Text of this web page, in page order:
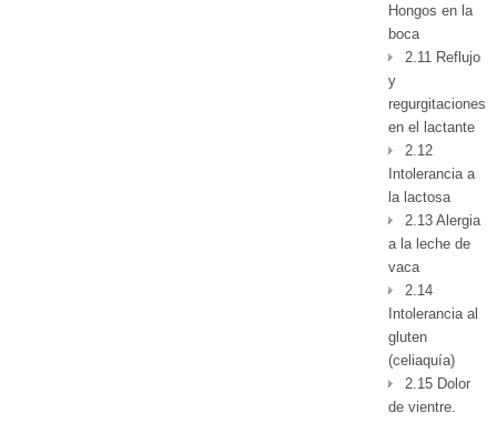
Hongos en la
boca
2.11 Reflujo
y
regurgitaciones
en el lactante
2.12
Intolerancia a
la lactosa
2.13 Alergia
a la leche de
vaca
2.14
Intolerancia al
gluten
(celiaquía)
2.15 Dolor
de vientre.